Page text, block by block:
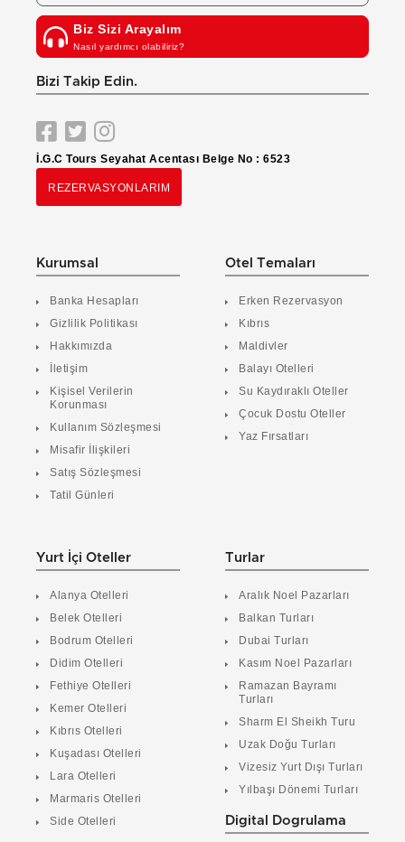
Biz Sizi Arayalım
Nasıl yardımcı olabiliriz?
Bizi Takip Edin.
İ.G.C Tours Seyahat Acentası Belge No : 6523
REZERVASYONLARIM
Kurumsal
Banka Hesapları
Gizlilik Politikası
Hakkımızda
İletişim
Kişisel Verilerin
Korunması
Kullanım Sözleşmesi
Misafir İlişkileri
Satış Sözleşmesi
Tatil Günleri
Otel Temaları
Erken Rezervasyon
Kıbrıs
Maldivler
Balayı Otelleri
Su Kaydıraklı Oteller
Çocuk Dostu Oteller
Yaz Fırsatları
Yurt İçi Oteller
Alanya Otelleri
Belek Otelleri
Bodrum Otelleri
Didim Otelleri
Fethiye Otelleri
Kemer Otelleri
Kıbrıs Otelleri
Kuşadası Otelleri
Lara Otelleri
Marmaris Otelleri
Side Otelleri
Turlar
Aralık Noel Pazarları
Balkan Turları
Dubai Turları
Kasım Noel Pazarları
Ramazan Bayramı
Turları
Sharm El Sheikh Turu
Uzak Doğu Turları
Vizesiz Yurt Dışı Turları
Yılbaşı Dönemi Turları
Digital Dogrulama